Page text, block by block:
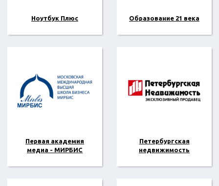
Ноутбук Плюс Образование 21 века
Первая академия
медиа - МИРБИС
Петербургская
недвижимость